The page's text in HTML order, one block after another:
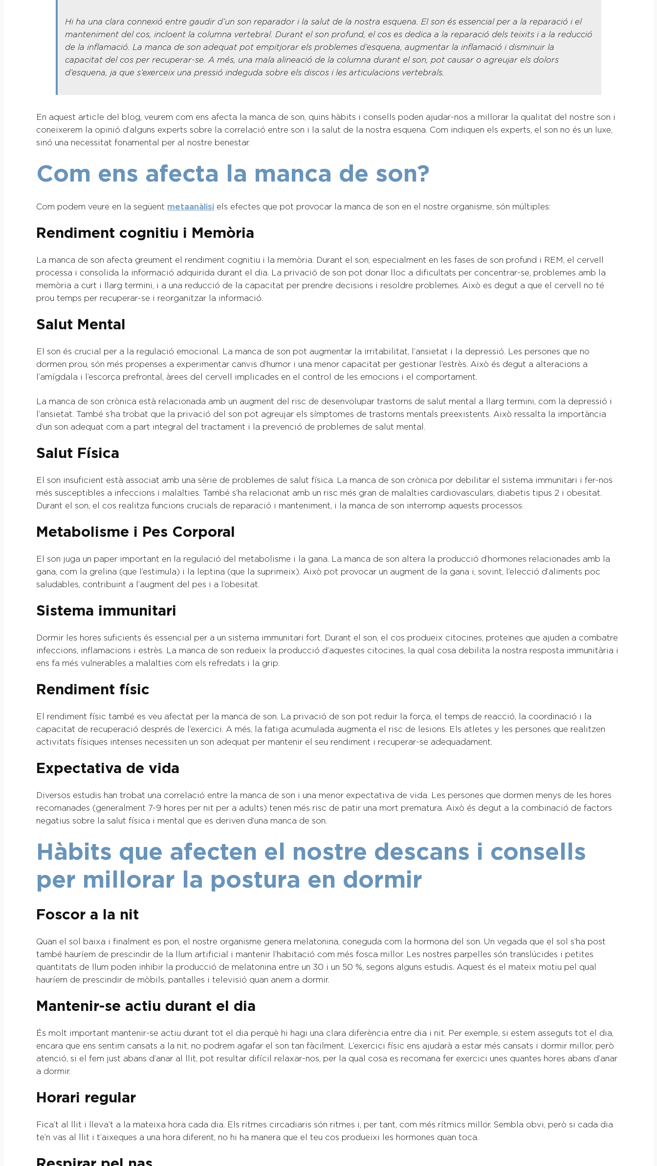
Hi ha una clara connexió entre gaudir d’un son reparador i la salut de la nostra esquena. El son és essencial per a la reparació i el
manteniment del cos, incloent la columna vertebral. Durant el son profund, el cos es dedica a la reparació dels teixits i a la reducció
de la inflamació. La manca de son adequat pot empitjorar els problemes d’esquena, augmentar la inflamació i disminuir la
capacitat del cos per recuperar-se. A més, una mala alineació de la columna durant el son, pot causar o agreujar els dolors
d’esquena, ja que s’exerceix una pressió indeguda sobre els discos i les articulacions vertebrals.
En aquest article del blog, veurem com ens afecta la manca de son, quins hàbits i consells poden ajudar-nos a millorar la qualitat del nostre son i
coneixerem la opinió d’alguns experts sobre la correlació entre son i la salut de la nostra esquena. Com indiquen els experts, el son no és un luxe,
sinó una necessitat fonamental per al nostre benestar.
Com ens afecta la manca de son?
Com podem veure en la següent metaanàlisi els efectes que pot provocar la manca de son en el nostre organisme, són múltiples:
Rendiment cognitiu i Memòria
La manca de son afecta greument el rendiment cognitiu i la memòria. Durant el son, especialment en les fases de son profund i REM, el cervell
processa i consolida la informació adquirida durant el dia. La privació de son pot donar lloc a dificultats per concentrar-se, problemes amb la
memòria a curt i llarg termini, i a una reducció de la capacitat per prendre decisions i resoldre problemes. Això es degut a que el cervell no té
prou temps per recuperar-se i reorganitzar la informació.
Salut Mental
El son és crucial per a la regulació emocional. La manca de son pot augmentar la irritabilitat, l’ansietat i la depressió. Les persones que no
dormen prou, són més propenses a experimentar canvis d’humor i una menor capacitat per gestionar l’estrès. Això és degut a alteracions a
l’amígdala i l’escorça prefrontal, àrees del cervell implicades en el control de les emocions i el comportament.
La manca de son crònica està relacionada amb un augment del risc de desenvolupar trastorns de salut mental a llarg termini, com la depressió i
l’ansietat. També s’ha trobat que la privació del son pot agreujar els símptomes de trastorns mentals preexistents. Això ressalta la importància
d’un son adequat com a part integral del tractament i la prevenció de problemes de salut mental.
Salut Física
El son insuficient està associat amb una sèrie de problemes de salut física. La manca de son crònica por debilitar el sistema immunitari i fer-nos
més susceptibles a infeccions i malalties. També s’ha relacionat amb un risc més gran de malalties cardiovasculars, diabetis tipus 2 i obesitat.
Durant el son, el cos realitza funcions crucials de reparació i manteniment, i la manca de son interromp aquests processos.
Metabolisme i Pes Corporal
El son juga un paper important en la regulació del metabolisme i la gana. La manca de son altera la producció d’hormones relacionades amb la
gana, com la grelina (que l’estimula) i la leptina (que la suprimeix). Això pot provocar un augment de la gana i, sovint, l’elecció d’aliments poc
saludables, contribuint a l’augment del pes i a l’obesitat.
Sistema immunitari
Dormir les hores suficients és essencial per a un sistema immunitari fort. Durant el son, el cos produeix citocines, proteïnes que ajuden a combatre
infeccions, inflamacions i estrès. La manca de son redueix la producció d’aquestes citocines, la qual cosa debilita la nostra resposta immunitària i
ens fa més vulnerables a malalties com els refredats i la grip.
Rendiment físic
El rendiment físic també es veu afectat per la manca de son. La privació de son pot reduir la força, el temps de reacció, la coordinació i la
capacitat de recuperació després de l’exercici. A més, la fatiga acumulada augmenta el risc de lesions. Els atletes y les persones que realitzen
activitats físiques intenses necessiten un son adequat per mantenir el seu rendiment i recuperar-se adequadament.
Expectativa de vida
Diversos estudis han trobat una correlació entre la manca de son i una menor expectativa de vida. Les persones que dormen menys de les hores
recomanades (generalment 7-9 hores per nit per a adults) tenen més risc de patir una mort prematura. Això és degut a la combinació de factors
negatius sobre la salut física i mental que es deriven d’una manca de son.
Hàbits que afecten el nostre descans i consells
per millorar la postura en dormir
Foscor a la nit
Quan el sol baixa i finalment es pon, el nostre organisme genera melatonina, coneguda com la hormona del son. Un vegada que el sol s’ha post
també hauríem de prescindir de la llum artificial i mantenir l’habitació com més fosca millor. Les nostres parpelles són translúcides i petites
quantitats de llum poden inhibir la producció de melatonina entre un 30 i un 50 %, segons alguns estudis. Aquest és el mateix motiu pel qual
hauríem de prescindir de mòbils, pantalles i televisió quan anem a dormir.
Mantenir-se actiu durant el dia
És molt important mantenir-se actiu durant tot el dia perquè hi hagi una clara diferència entre dia i nit. Per exemple, si estem asseguts tot el dia,
encara que ens sentim cansats a la nit, no podrem agafar el son tan fàcilment. L’exercici físic ens ajudarà a estar més cansats i dormir millor, però
atenció, si el fem just abans d’anar al llit, pot resultar difícil relaxar-nos, per la qual cosa es recomana fer exercici unes quantes hores abans d’anar
a dormir.
Horari regular
Fica’t al llit i lleva’t a la mateixa hora cada dia. Els ritmes circadiaris són ritmes i, per tant, com més rítmics millor. Sembla obvi, però si cada dia
te’n vas al llit i t’aixeques a una hora diferent, no hi ha manera que el teu cos produeixi les hormones quan toca.